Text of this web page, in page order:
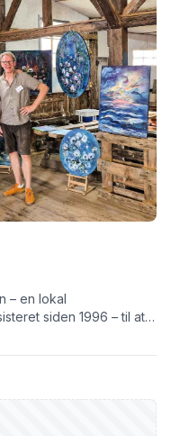
– en lokal
siden 1996 – til at